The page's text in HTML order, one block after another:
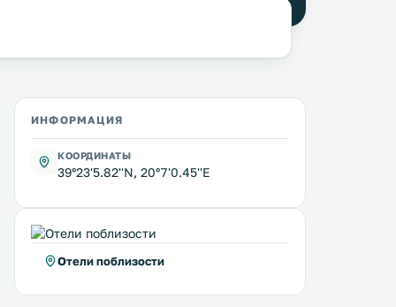
ИНФОРМАЦИЯ
КООРДИНАТЫ
39°23'5.82''N, 20°7'0.45''E
Отели поблизости